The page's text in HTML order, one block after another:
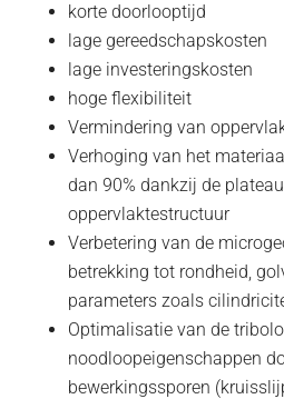
korte doorlooptijd
lage gereedschapskosten
lage investeringskosten
hoge flexibiliteit
Vermindering van
Verhoging van het
dan 90% dankzij de
oppervlaktestructuur
Verbetering van de
betrekking tot rondheid,
parameters zoals
Optimalisatie van de
noodloopeigenschappen
bewerkingssporen